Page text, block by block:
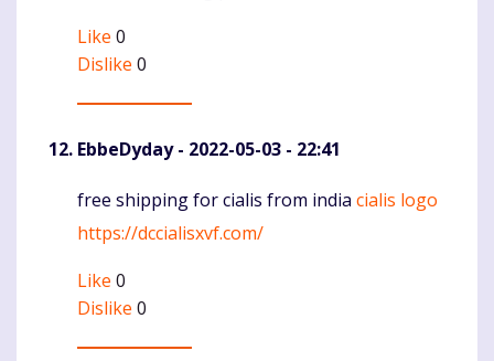
Like 0
Dislike 0
EbbeDyday- 2022-05-03 - 22:41
Komentaras
free shipping for cialis from india cialis logo
https://dccialisxvf.com/
Like 0
Dislike 0